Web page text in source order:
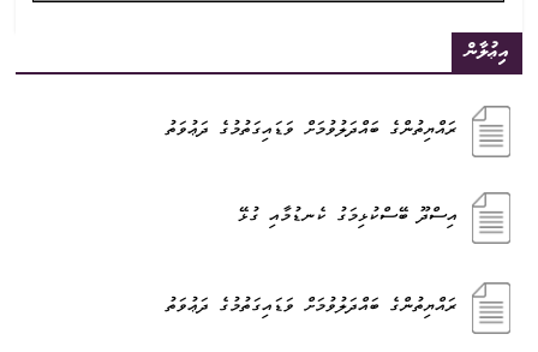
އިޢުލާން
ރައްޔިތުންގެ ބައްދަލުވުމަށް ވަޑައިގަތުމުގެ ދަޢުވަތު
އިސްދޫ ބޭސްކުޅިމަގު ކެނޑުމާއި ގުޅޭ
ރައްޔިތުންގެ ބައްދަލުވުމަށް ވަޑައިގަތުމުގެ ދަޢުވަތު